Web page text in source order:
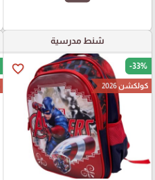
شنط مدرسية
favorite_border -33%
كولكشن 2026